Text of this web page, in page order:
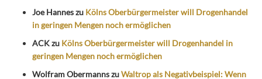
Joe Hanneszu Kölns Oberbürgermeister will Drogenhandel
in geringen Mengen noch ermöglichen
ACKzu Kölns Oberbürgermeister will Drogenhandel in
geringen Mengen noch ermöglichen
Wolfram ObermannszuWaltrop als Negativbeispiel: Wenn